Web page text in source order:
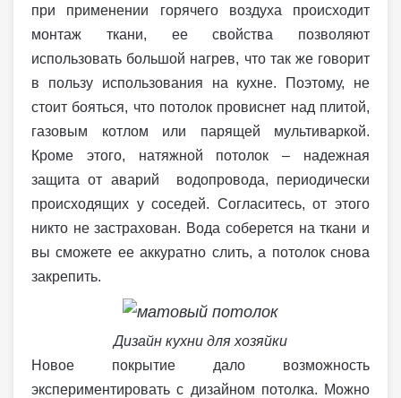
при применении горячего воздуха происходит
монтаж ткани, ее свойства позволяют
использовать большой нагрев, что так же говорит
в пользу использования на кухне. Поэтому, не
стоит бояться, что потолок провиснет над плитой,
газовым котлом или парящей мультиваркой.
Кроме этого, натяжной потолок – надежная
защита от аварий водопровода, периодически
происходящих у соседей. Согласитесь, от этого
никто не застрахован. Вода соберется на ткани и
вы сможете ее аккуратно слить, а потолок снова
закрепить.
Дизайн кухни для хозяйки
Новое покрытие дало возможность
экспериментировать с дизайном потолка. Можно